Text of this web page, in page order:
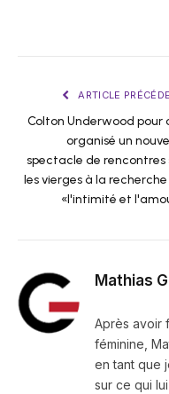
ARTICLE
Colton Underwood pour
organisé un
spectacle de rencontres
les vierges à la
«l'intimité et
Mathias
Après avoir
féminine,
en tant que
sur ce qui